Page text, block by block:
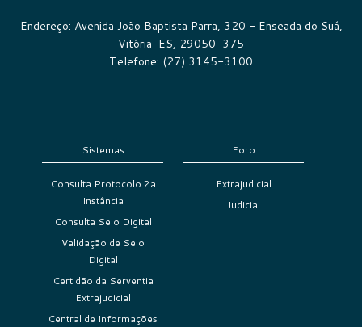
Endereço: Avenida João Baptista Parra, 320 - Enseada do Suá,
Vitória-ES, 29050-375
Telefone: (27) 3145-3100
Sistemas
Consulta Protocolo 2a
Instância
Consulta Selo Digital
Validação de Selo
Digital
Certidão da Serventia
Extrajudicial
Central de Informações
Foro
Extrajudicial
Judicial